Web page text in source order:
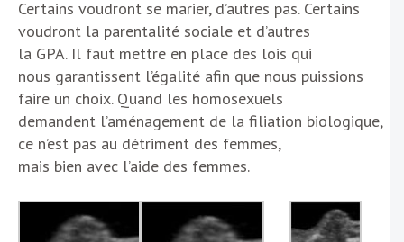
Certains voudront se marier, d’autres pas. Certains
voudront la parentalité sociale et d’autres
la GPA. Il faut mettre en place des lois qui
nous garantissent l’égalité afin que nous puissions
faire un choix. Quand les homosexuels
demandent l’aménagement de la filiation biologique,
ce n’est pas au détriment des femmes,
mais bien avec l’aide des femmes.